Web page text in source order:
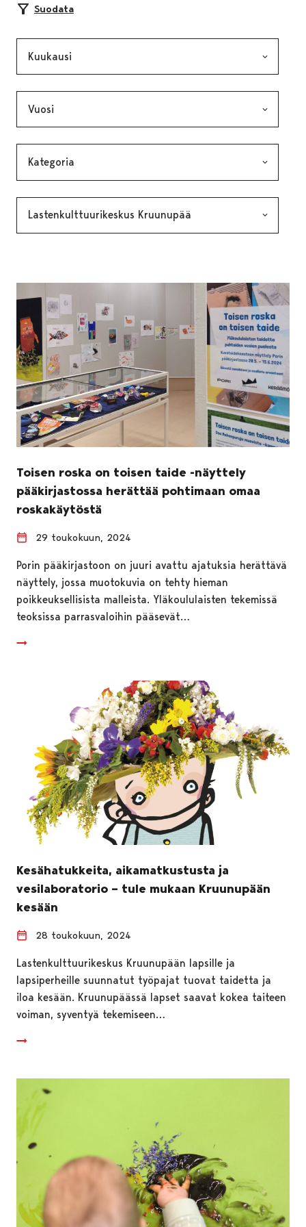
Suodata
Toisen roska on toisen taide -näyttely
pääkirjastossa herättää pohtimaan omaa
roskakäytöstä
29 toukokuun, 2024
Porin pääkirjastoon on juuri avattu ajatuksia herättävä
näyttely, jossa muotokuvia on tehty hieman
poikkeuksellisista malleista. Yläkoululaisten tekemissä
teoksissa parrasvaloihin pääsevät…
Kesähatukkeita, aikamatkustusta ja
vesilaboratorio – tule mukaan Kruunupään
kesään
28 toukokuun, 2024
Lastenkulttuurikeskus Kruunupään lapsille ja
lapsiperheille suunnatut työpajat tuovat taidetta ja
iloa kesään. Kruunupäässä lapset saavat kokea taiteen
voiman, syventyä tekemiseen…